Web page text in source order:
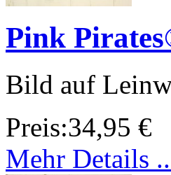
Pink
Bild auf
Preis:34,95 €
Mehr Details